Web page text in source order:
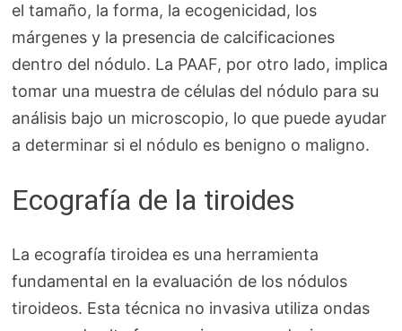
el tamaño, la forma, la ecogenicidad, los
márgenes y la presencia de calcificaciones
dentro del nódulo. La PAAF, por otro lado, implica
tomar una muestra de células del nódulo para su
análisis bajo un microscopio, lo que puede ayudar
a determinar si el nódulo es benigno o maligno.
Ecografía de la tiroides
La ecografía tiroidea es una herramienta
fundamental en la evaluación de los nódulos
tiroideos. Esta técnica no invasiva utiliza ondas